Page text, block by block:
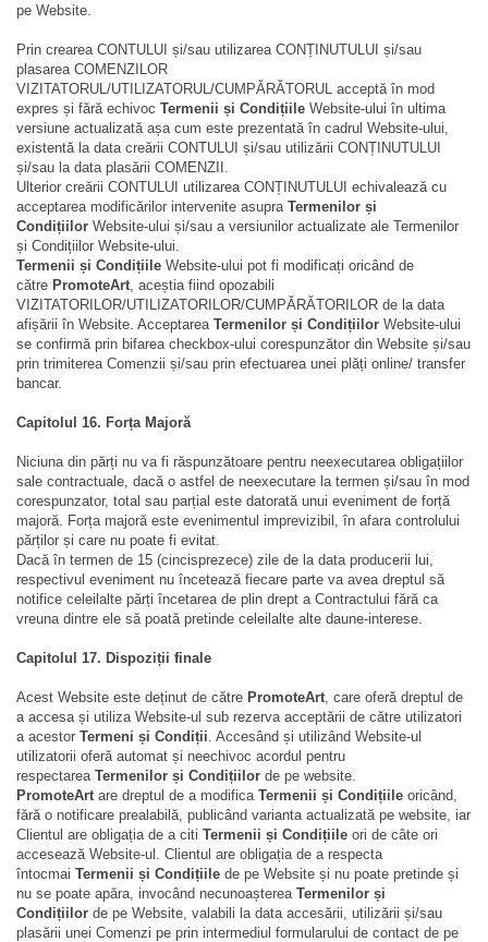
pe Website.
Prin crearea CONTULUI și/sau utilizarea CONȚINUTULUI și/sau
plasarea COMENZILOR
VIZITATORUL/UTILIZATORUL/CUMPĂRĂTORUL acceptă în mod
expres și fără echivoc Termenii și Condițiile Website-ului în ultima
versiune actualizată așa cum este prezentată în cadrul Website-ului,
existentă la data creării CONTULUI și/sau utilizării CONȚINUTULUI
și/sau la data plasării COMENZII.
Ulterior creării CONTULUI utilizarea CONȚINUTULUI echivalează cu
acceptarea modificărilor intervenite asupra Termenilor și
Condițiilor Website-ului și/sau a versiunilor actualizate ale Termenilor
și Condițiilor Website-ului.
Termenii și Condițiile Website-ului pot fi modificați oricând de
către PromoteArt, aceștia fiind opozabili
VIZITATORILOR/UTILIZATORILOR/CUMPĂRĂTORILOR de la data
afișării în Website. Acceptarea Termenilor și Condițiilor Website-ului
se confirmă prin bifarea checkbox-ului corespunzător din Website și/sau
prin trimiterea Comenzii și/sau prin efectuarea unei plăți online/ transfer
bancar.
Capitolul 16. Forța Majoră
Niciuna din părți nu va fi răspunzătoare pentru neexecutarea obligațiilor
sale contractuale, dacă o astfel de neexecutare la termen și/sau în mod
corespunzator, total sau parțial este datorată unui eveniment de forță
majoră. Forța majoră este evenimentul imprevizibil, în afara controlului
părților și care nu poate fi evitat.
Dacă în termen de 15 (cincisprezece) zile de la data producerii lui,
respectivul eveniment nu încetează fiecare parte va avea dreptul să
notifice celeilalte părți încetarea de plin drept a Contractului fără ca
vreuna dintre ele să poată pretinde celeilalte alte daune-interese.
Capitolul 17. Dispoziții finale
Acest Website este deținut de către PromoteArt, care oferă dreptul de
a accesa și utiliza Website-ul sub rezerva acceptării de către utilizatori
a acestor Termeni și Condiții. Accesând și utilizând Website-ul
utilizatorii oferă automat și neechivoc acordul pentru
respectarea Termenilor și Condițiilor de pe website.
PromoteArtare dreptul de a modifica Termenii și Condițiile oricând,
fără o notificare prealabilă, publicând varianta actualizată pe website, iar
Clientul are obligația de a citi Termenii și Condițiile ori de câte ori
accesează Website-ul. Clientul are obligația de a respecta
întocmai Termenii și Condițiile de pe Website și nu poate pretinde și
nu se poate apăra, invocând necunoașterea Termenilor și
Condițiilor de pe Website, valabili la data accesării, utilizării și/sau
plasării unei Comenzi pe prin intermediul formularului de contact de pe